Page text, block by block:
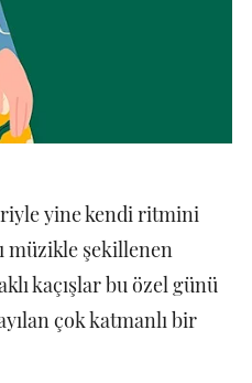
yine kendi ritmini
müzikle şekillenen
kaçışlar bu özel günü
çok katmanlı bir